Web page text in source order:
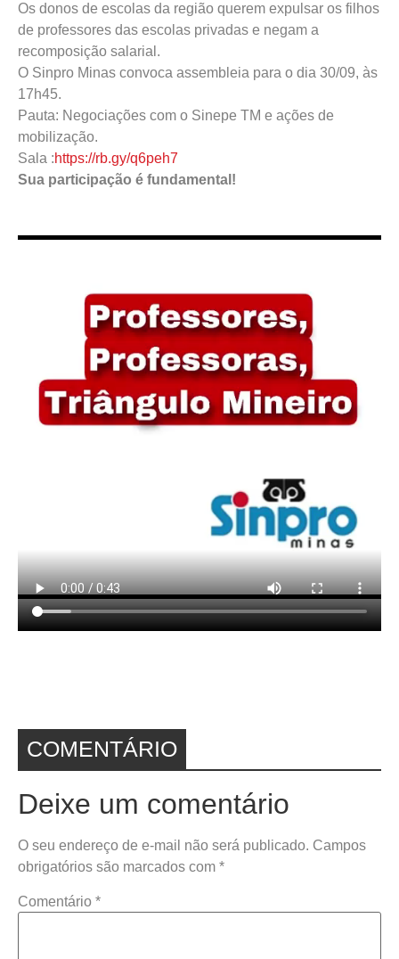
Os donos de escolas da região querem expulsar os filhos
de professores das escolas privadas e negam a
recomposição salarial.
O Sinpro Minas convoca assembleia para o dia 30/09, às
17h45.
Pauta: Negociações com o Sinepe TM e ações de
mobilização.
Sala :https://rb.gy/q6peh7
Sua participação é fundamental!
COMENTÁRIO
Deixe um comentário
O seu endereço de e-mail não será publicado. Campos
obrigatórios são marcados com *
Comentário *